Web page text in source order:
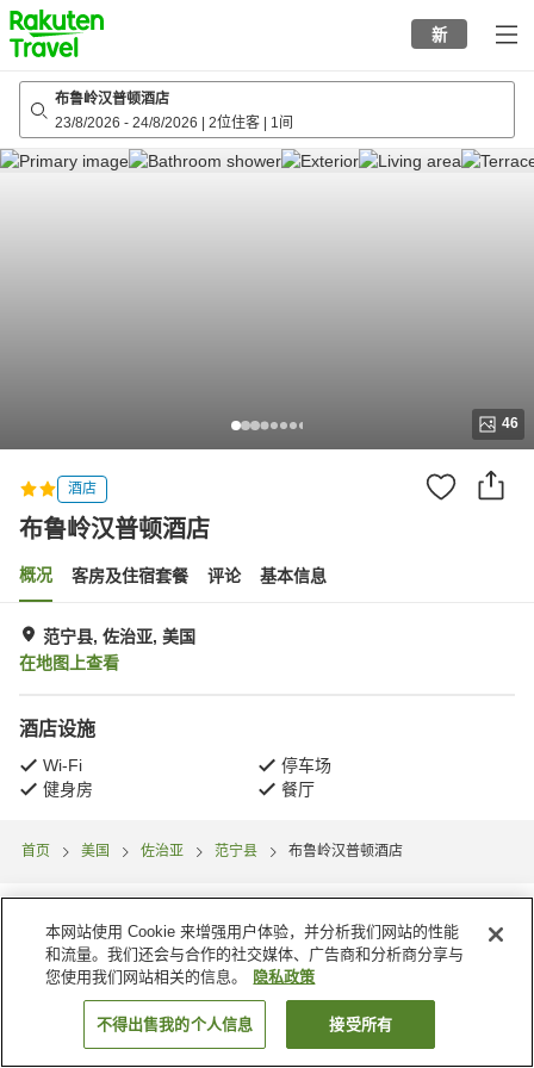
to
top
page
新
布鲁岭汉普顿酒店
23/8/2026 - 24/8/2026 2位住客 1间
46
酒店
布鲁岭汉普顿酒店
概况 客房及住宿套餐 评论 基本信息
范宁县, 佐治亚, 美国
在地图上查看
酒店设施
Wi-Fi
停车场
健身房
餐厅
首页 美国 佐治亚 范宁县 布鲁岭汉普顿酒店
搜索客房
本网站使用 Cookie 来增强用户体验，并分析我们网站的性能
和流量。我们还会与合作的社交媒体、广告商和分析商分享与
您使用我们网站相关的信息。
隐私政策
不得出售我的个人信息 接受所有